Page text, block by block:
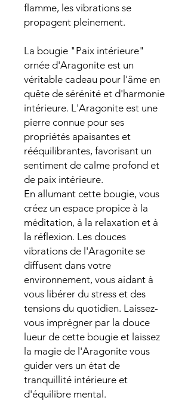
flamme, les vibrations se
propagent pleinement.
La bougie "Paix intérieure"
ornée d'Aragonite est un
véritable cadeau pour l'âme en
quête de sérénité et d'harmonie
intérieure. L'Aragonite est une
pierre connue pour ses
propriétés apaisantes et
rééquilibrantes, favorisant un
sentiment de calme profond et
de paix intérieure.
En allumant cette bougie, vous
créez un espace propice à la
méditation, à la relaxation et à
la réflexion. Les douces
vibrations de l'Aragonite se
diffusent dans votre
environnement, vous aidant à
vous libérer du stress et des
tensions du quotidien. Laissez-
vous imprégner par la douce
lueur de cette bougie et laissez
la magie de l'Aragonite vous
guider vers un état de
tranquillité intérieure et
d'équilibre mental.